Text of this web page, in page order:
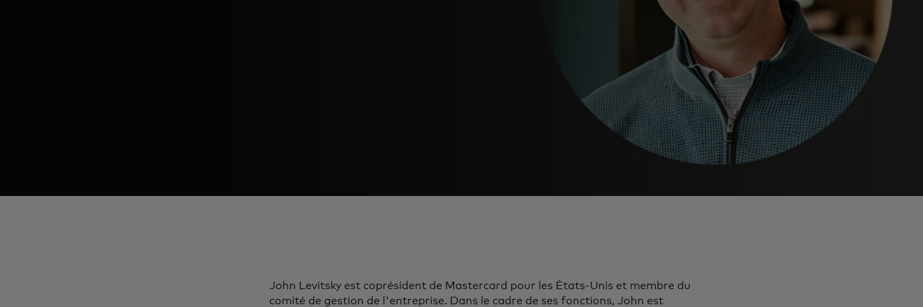
John Levitsky est coprésident de Mastercard pour les États-Unis et membre du
comité de gestion de l'entreprise. Dans le cadre de ses fonctions, John est